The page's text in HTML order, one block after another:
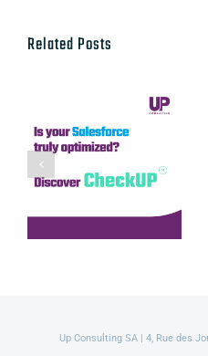
Related Posts
Discover our
CheckUP offer
Up Consulting SA | 4, Rue des